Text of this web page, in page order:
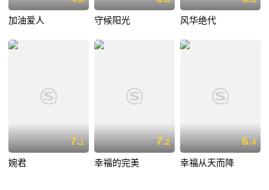
加油爱人 守候阳光 风华绝代
7.1
婉君
7.2
幸福的完美
6.4
幸福从天而降